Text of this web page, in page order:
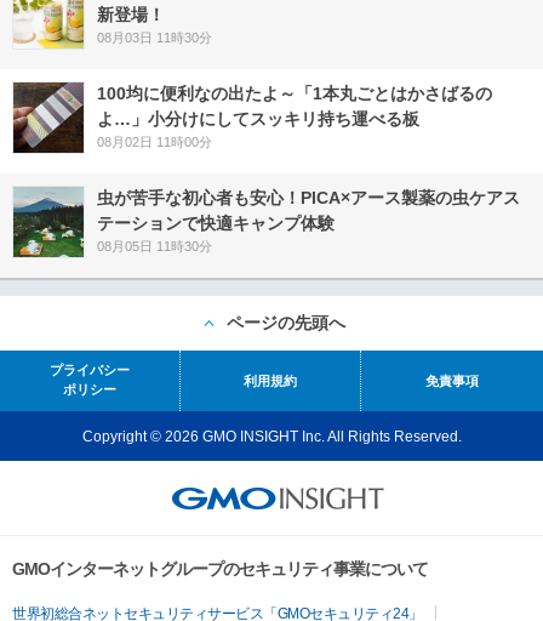
新登場！
08月03日 11時30分
100均に便利なの出たよ～「1本丸ごとはかさばるの
よ…」小分けにしてスッキリ持ち運べる板
08月02日 11時00分
虫が苦手な初心者も安心！PICA×アース製薬の虫ケアス
テーションで快適キャンプ体験
08月05日 11時30分
ページの先頭へ
プライバシー
ポリシー
利用規約 免責事項
Copyright © 2026 GMO INSIGHT Inc. All Rights Reserved.
GMOインターネットグループのセキュリティ事業について
世界初総合ネットセキュリティサービス「GMOセキュリティ24」